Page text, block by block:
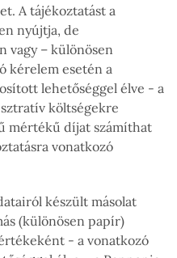
A tájékoztatást a
nyújtja, de
vagy – különösen
kérelem esetén a
lehetőséggel élve - a
költségekre
mértékű díjat számíthat
vonatkozó
készült másolat
(különösen papír)
- a vonatkozó